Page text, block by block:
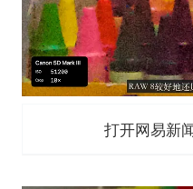
打开网易新